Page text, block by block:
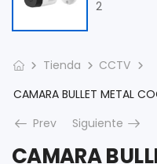
Tienda
CCTV
Prev
Siguiente
CAMARA